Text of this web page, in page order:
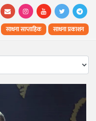
साधना साप्ताहिक साधना प्रकाशन